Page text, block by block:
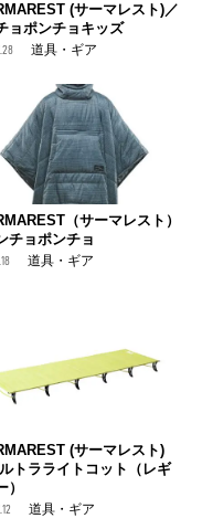
(サーマレスト)／
ョポンチョキッズ
道具・ギア
（サーマレスト）
チョポンチョ
道具・ギア
(サーマレスト)
トラライトコット（レギ
）
道具・ギア